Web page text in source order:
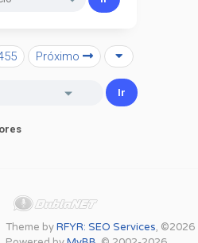
Próximo
Theme byRFYR: SEO Services, ©2026